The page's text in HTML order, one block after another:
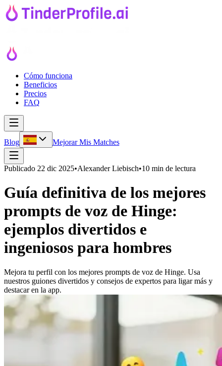
Cómo funciona
Beneficios
Precios
FAQ
Blog Mejorar Mis Matches
Publicado 22 dic 2025•Alexander Liebisch•10 min de lectura
Guía definitiva de los mejores
prompts de voz de Hinge:
ejemplos divertidos e
ingeniosos para hombres
Mejora tu perfil con los mejores prompts de voz de Hinge. Usa
nuestros guiones divertidos y consejos de expertos para ligar más y
destacar en la app.